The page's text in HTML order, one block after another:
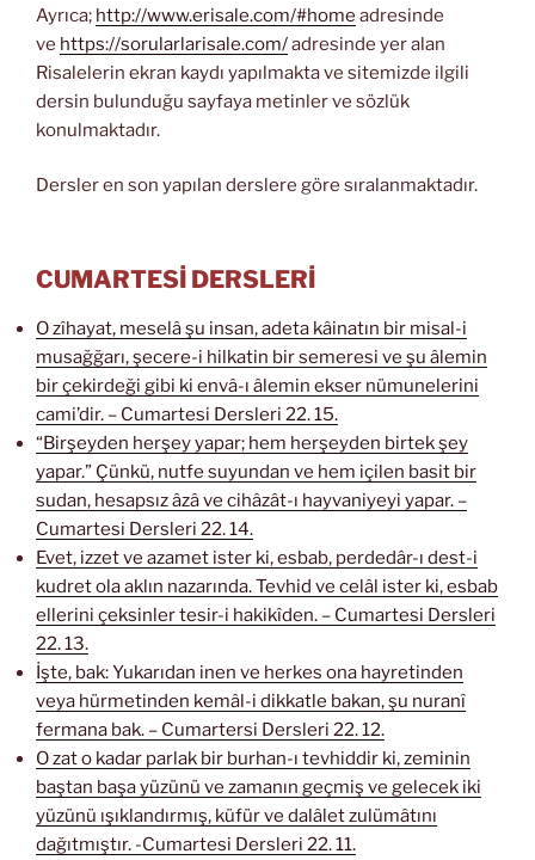
Ayrıca; http://www.erisale.com/#home adresinde
ve https://sorularlarisale.com/adresinde yer alan
Risalelerin ekran kaydı yapılmakta ve sitemizde ilgili
dersin bulunduğu sayfaya metinler ve sözlük
konulmaktadır.
Dersler en son yapılan derslere göre sıralanmaktadır.
CUMARTESİ DERSLERİ
O zîhayat, meselâ şu insan, adeta kâinatın bir misal-i
musağğarı, şecere-i hilkatin bir semeresi ve şu âlemin
bir çekirdeği gibi ki envâ-ı âlemin ekser nümunelerini
cami’dir. – Cumartesi Dersleri 22. 15.
“Birşeyden herşey yapar; hem herşeyden birtek şey
yapar.” Çünkü, nutfe suyundan ve hem içilen basit bir
sudan, hesapsız âzâ ve cihâzât-ı hayvaniyeyi yapar. –
Cumartesi Dersleri 22. 14.
Evet, izzet ve azamet ister ki, esbab, perdedâr-ı dest-i
kudret ola aklın nazarında. Tevhid ve celâl ister ki, esbab
ellerini çeksinler tesir-i hakikîden. – Cumartesi Dersleri
22. 13.
İşte, bak: Yukarıdan inen ve herkes ona hayretinden
veya hürmetinden kemâl-i dikkatle bakan, şu nuranî
fermana bak. – Cumartersi Dersleri 22. 12.
O zat o kadar parlak bir burhan-ı tevhiddir ki, zeminin
baştan başa yüzünü ve zamanın geçmiş ve gelecek iki
yüzünü ışıklandırmış, küfür ve dalâlet zulümâtını
dağıtmıştır. -Cumartesi Dersleri 22. 11.